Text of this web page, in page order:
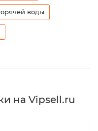
воды
на Vipsell.ru